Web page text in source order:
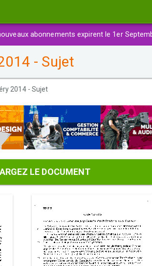
abonnements expirent le 1er
- Sujet
2014 - Sujet
LE DOCUMENT